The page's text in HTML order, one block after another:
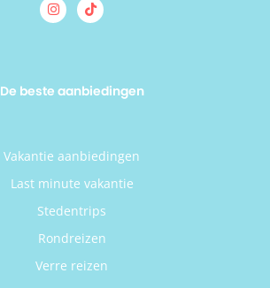
De beste aanbiedingen
Vakantie aanbiedingen
Last minute vakantie
Stedentrips
Rondreizen
Verre reizen